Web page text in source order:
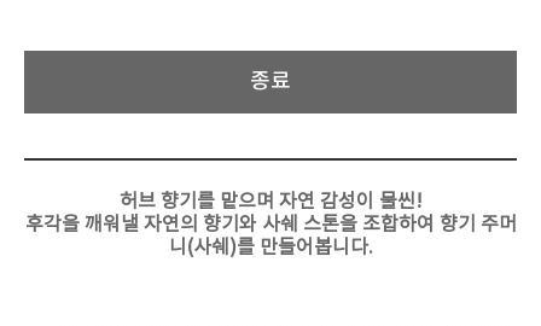
종료
허브 향기를 맡으며 자연 감성이 물씬!
후각을 깨워낼 자연의 향기와 사쉐 스톤을 조합하여 향기 주머
니(사쉐)를 만들어봅니다.